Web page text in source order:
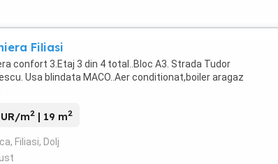
Filiasi
confort 3.Etaj 3 din 4 total..Bloc A3. Strada Tudor
Usa blindata MACO..Aer conditionat,boiler aragaz
m2 | 19 m2
Filiasi, Dolj